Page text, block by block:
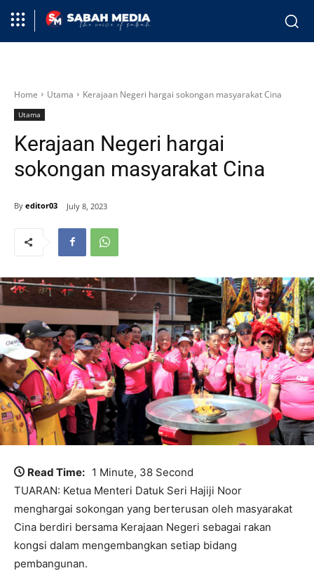
Home Utama Kerajaan Negeri hargai sokongan masyarakat Cina
Utama
Kerajaan Negeri hargai
sokongan masyarakat Cina
By editor03 July 8, 2023
Read Time: 1 Minute, 38 Second
TUARAN: Ketua Menteri Datuk Seri Hajiji Noor
menghargai sokongan yang berterusan oleh masyarakat
Cina berdiri bersama Kerajaan Negeri sebagai rakan
kongsi dalam mengembangkan setiap bidang
pembangunan.